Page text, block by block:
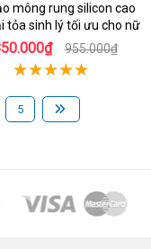
mông rung silicon cao
tỏa sinh lý tối ưu cho nữ
955.000₫
5